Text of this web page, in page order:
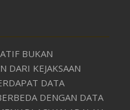
BUKAN
DARI KEJAKSAAN
DATA
DENGAN DATA